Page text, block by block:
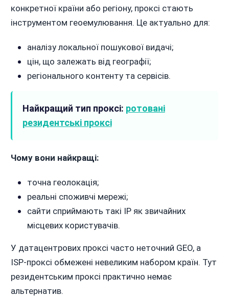
конкретної країни або регіону, проксі стають
інструментом геоемулювання. Це актуально для:
аналізу локальної пошукової видачі;
цін, що залежать від географії;
регіонального контенту та сервісів.
Найкращий тип проксі: ротовані
резидентські проксі
Чому вони найкращі:
точна геолокація;
реальні споживчі мережі;
сайти сприймають такі IP як звичайних
місцевих користувачів.
У датацентрових проксі часто неточний GEO, а
ISP-проксі обмежені невеликим набором країн. Тут
резидентським проксі практично немає
альтернатив.